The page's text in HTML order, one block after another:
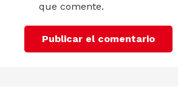
que comente.
Publicar el comentario